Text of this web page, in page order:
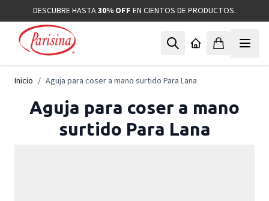
Ir al contenidoDESCUBRE HASTA30% OFF EN CIENTOS DE PRODUCTOS.
Inicio / Aguja para coser a mano surtido Para Lana
Aguja para coser a mano
surtido Para Lana